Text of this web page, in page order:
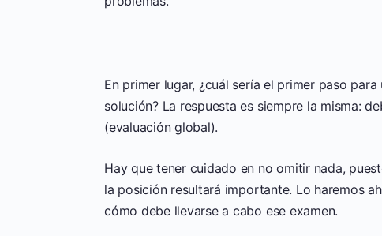
En primer lugar, ¿cuál sería el primer paso
solución? La respuesta es siempre la misma:
(evaluación global).
Hay que tener cuidado en no omitir nada,
la posición resultará importante. Lo haremos
cómo debe llevarse a cabo ese examen.